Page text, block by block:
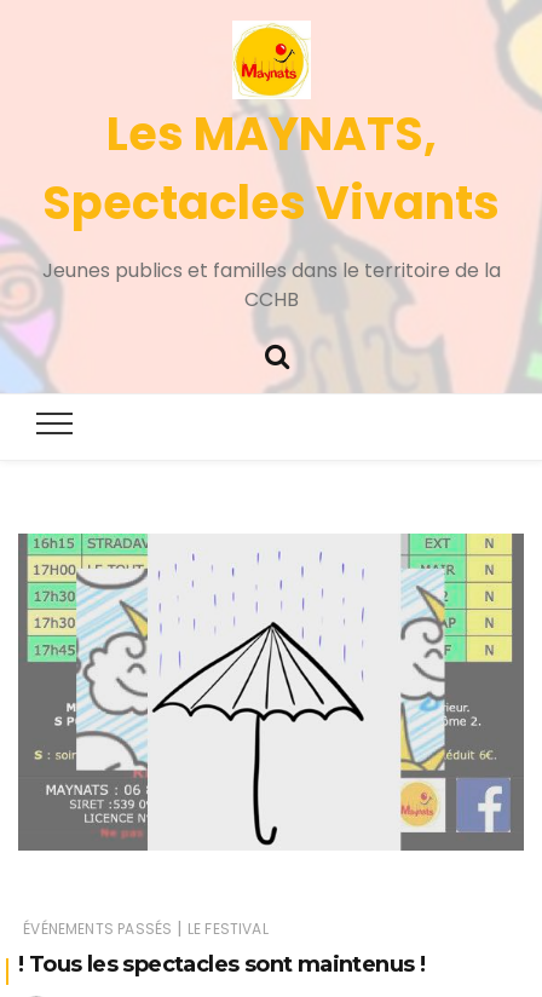
Les MAYNATS,
Spectacles Vivants
Jeunes publics et familles dans le territoire de la
CCHB
ÉVÉNEMENTS PASSÉS | LE FESTIVAL
! Tous les spectacles sont maintenus !